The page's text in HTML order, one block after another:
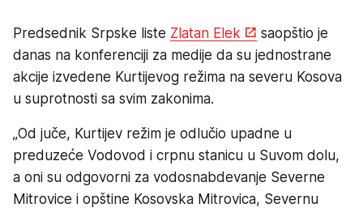
Predsednik Srpske liste Zlatan Elek
saopštio je
danas na konferenciji za medije da su jednostrane
akcije izvedene Kurtijevog režima na severu Kosova
u suprotnosti sa svim zakonima.
„Od juče, Kurtijev režim je odlučio upadne u
preduzeće Vodovod i crpnu stanicu u Suvom dolu,
a oni su odgovorni za vodosnabdevanje Severne
Mitrovice i opštine Kosovska Mitrovica, Severnu